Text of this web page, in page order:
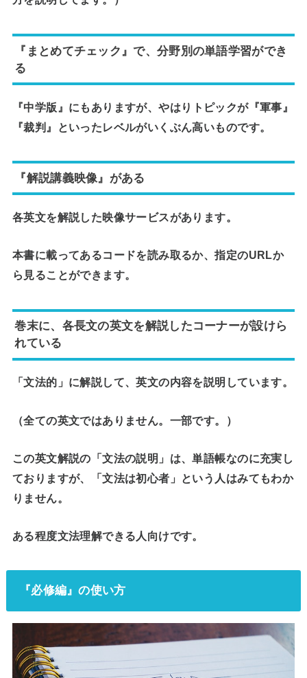
『まとめてチェック』で、分野別の単語学習ができ
る
『中学版』にもありますが、やはり トピックが『軍事』
『裁判』といったレベルがいくぶん高いものです。
『解説講義映像』がある
各英文を解説した映像サービスがあります。
本書に載ってあるコードを読み取るか、指定のURLか
ら見ることができます。
巻末に、各長文の英文を解説したコーナーが設けら
れている
「文法的」に解説して、英文の内容を説明 しています。
（全ての英文ではありません。一部です。）
この英文解説の「文法の説明」は、単語帳なのに充実し
ておりますが、「文法は初心者」という人はみてもわか
りません。
ある程度文法理解できる人向けです。
『必修編』の使い方